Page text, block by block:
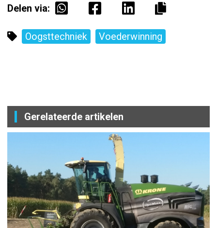
Delen via:
Oogsttechniek Voederwinning
Gerelateerde artikelen